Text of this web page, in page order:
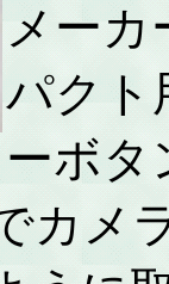
メーカ
パクト
ーボタ
カメ